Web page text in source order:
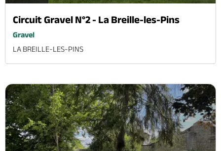
Circuit Gravel N°2 - La Breille-les-Pins
Gravel
LA BREILLE-LES-PINS